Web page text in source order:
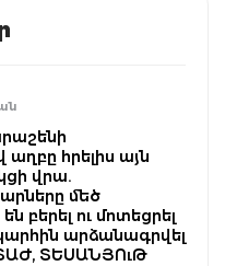
հրելիս այն
վրա.
մեծ
բերել ու մոտեցրել
արձանագրվել
ՏԵՍԱՆՅՈւԹ